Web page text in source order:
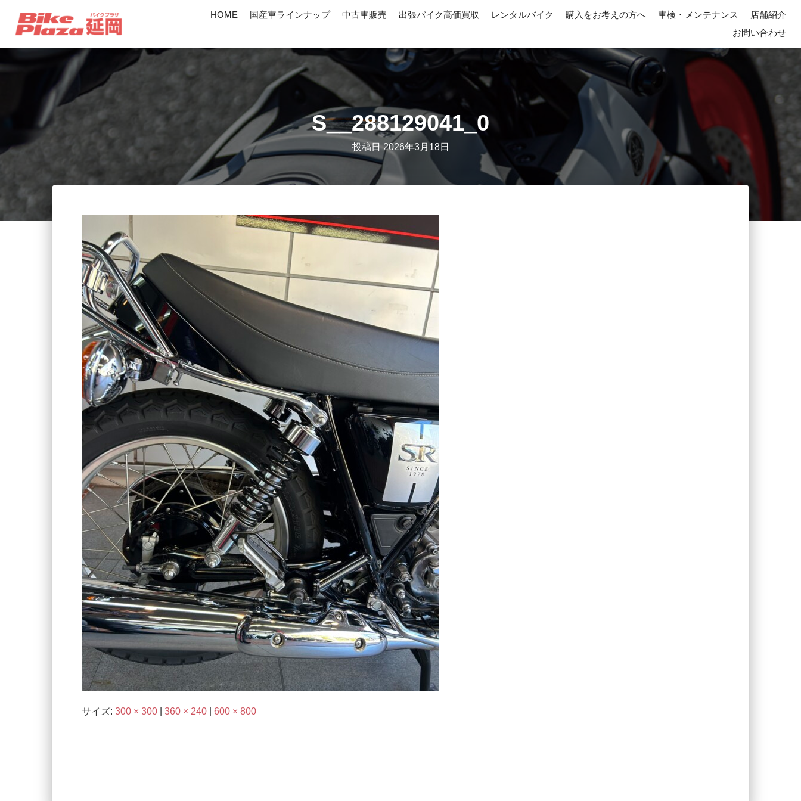
HOME 国産車ラインナップ 中古車販売 出張バイク高価買取 レンタルバイク 購入をお考えの方へ 車検・メンテナンス
店舗紹介
お問い合わせ
S__288129041_0
投稿日2026年3月18日
サイズ: 300 × 300 360 × 240 600 × 800